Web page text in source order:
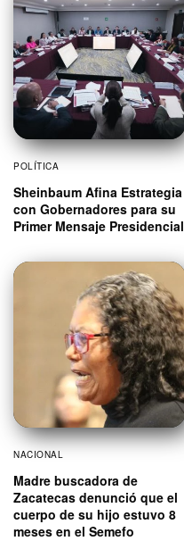
POLÍTICA
Sheinbaum Afina Estrategia
con Gobernadores para su
Primer Mensaje Presidencial
NACIONAL
Madre buscadora de
Zacatecas denunció que el
cuerpo de su hijo estuvo 8
meses en el Semefo